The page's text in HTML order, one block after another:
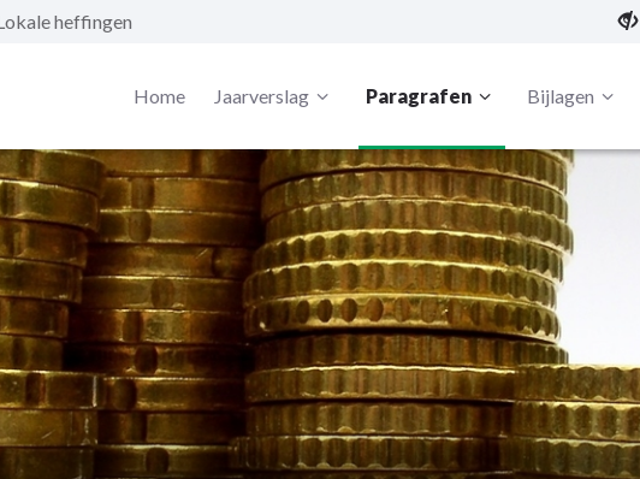
heffingen
Home Jaarverslag Paragrafen Bijlagen